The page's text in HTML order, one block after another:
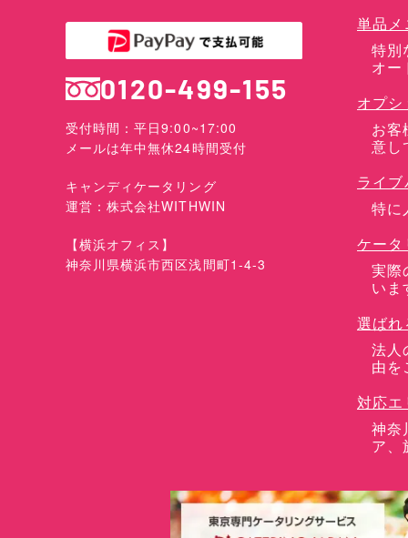
0120-499-155
受付時間：平日9:00~17:00
メールは年中無休24時間受付
キャンディケータリング
運営：株式会社WITHWIN
【横浜オフィス】
神奈川県横浜市西区浅間町1-4-3
単品
特別
オ
オプ
お客
意し
ライ
特に
ケー
実際
いま
選ば
法人
由を
対応
神奈
ア、